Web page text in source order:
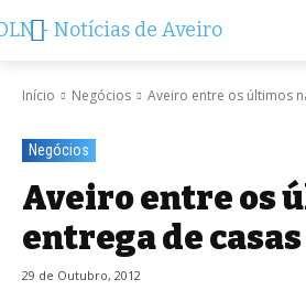
Início Negócios Aveiro entre os últimos
Negócios
Aveiro entre os
entrega de casas
29 de Outubro, 2012